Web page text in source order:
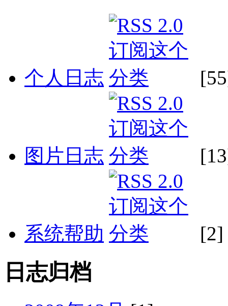
个人日志
图片日志
系统帮助 [2]
日志归档